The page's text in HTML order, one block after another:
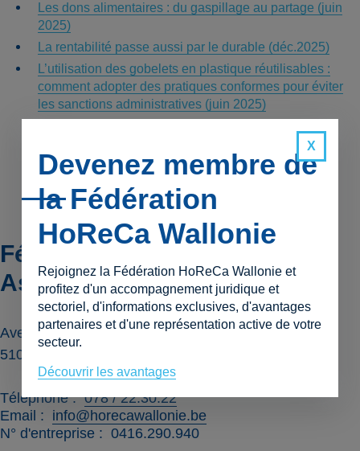
Les dons alimentaires : du gaspillage au partage (juin
2025)
La rentabilité passe aussi par le durable (déc.2025)
L’utilisation des gobelets en plastique réutilisables :
comment adopter des pratiques conformes pour éviter
les sanctions administratives (juin 2025)
Fédération HoReCa Wallonie
Asbl
Avenue Gouverneur Bovesse 35 Bte 1
5100
Téléphone
078 / 22.30.22
Email
info@horecawallonie.be
N° d'entreprise
0416.290.940
Devenez membre de
la Fédération
HoReCa Wallonie
Rejoignez la Fédération HoReCa Wallonie et
profitez d'un accompagnement juridique et
sectoriel, d'informations exclusives, d'avantages
partenaires et d'une représentation active de votre
secteur.
Découvrir les avantages